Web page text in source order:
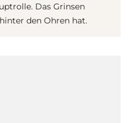
Das Grinsen
den Ohren hat.